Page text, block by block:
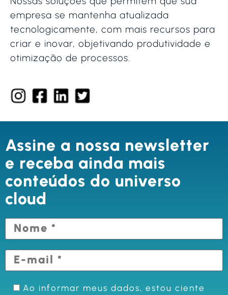
empresa se mantenha atualizada
tecnologicamente, com mais recursos para
criar e inovar, objetivando produtividade e
otimização de processos.
Assine a nossa newsletter
e receba ainda mais
conteúdos do universo
cloud
Ao informar meus dados, estou ciente